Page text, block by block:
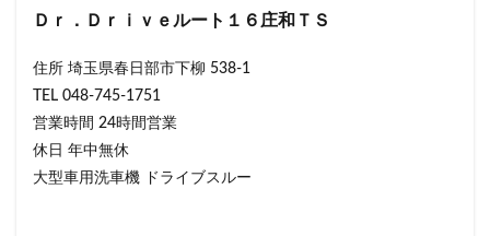
Ｄｒ．Ｄｒｉｖｅルート１６庄和ＴＳ
住所 埼玉県春日部市下柳 538-1
TEL 048-745-1751
営業時間 24時間営業
休日 年中無休
大型車用洗車機 ドライブスルー